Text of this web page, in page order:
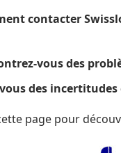
contacter
vous des
des
page pour